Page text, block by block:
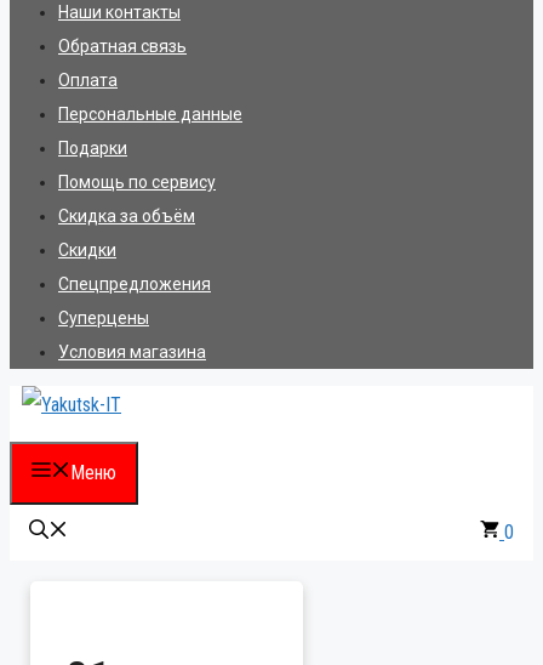
Наши контакты
Обратная связь
Оплата
Персональные данные
Подарки
Помощь по сервису
Скидка за объём
Скидки
Спецпредложения
Суперцены
Условия магазина
Меню
0